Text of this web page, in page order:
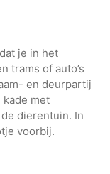
je in het
trams of auto’s
en deurpartij
met
dierentuin. In
voorbij.